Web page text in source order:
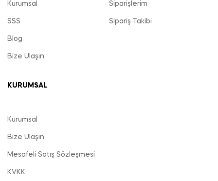
Kurumsal
SSS
Blog
Bize Ulaşın
Siparişlerim
Sipariş Takibi
KURUMSAL
Kurumsal
Bize Ulaşın
Mesafeli Satış Sözleşmesi
KVKK